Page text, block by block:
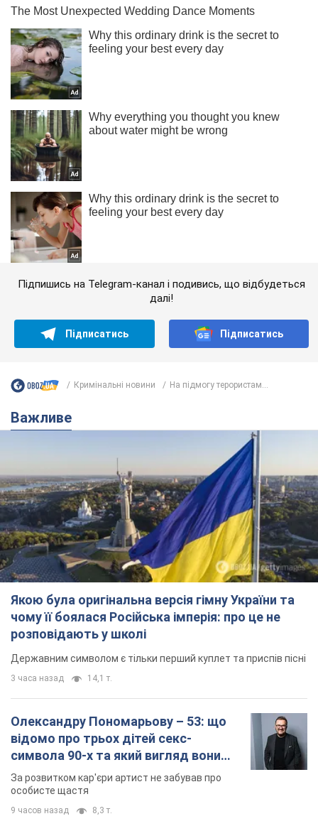
Підпишись на Telegram-канал і подивись, що відбудеться
далі!
Підписатись Підписатись
Кримінальні новини На підмогу терористам...
Важливе
Якою була оригінальна версія гімну України та
чому її боялася Російська імперія: про це не
розповідають у школі
Державним символом є тільки перший куплет та приспів пісні
3 часа назад 14,1 т.
Олександру Пономарьову – 53: що
відомо про трьох дітей секс-
символа 90-х та який вигляд вони
мають
За розвитком кар'єри артист не забував про
особисте щастя
9 часов назад 8,3 т.